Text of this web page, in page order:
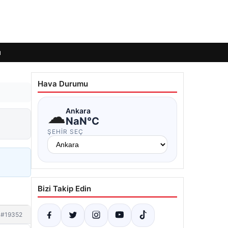
#19352
Hava Durumu
☁Ankara
NaN°C
ŞEHIR SEÇ
Bizi Takip Edin